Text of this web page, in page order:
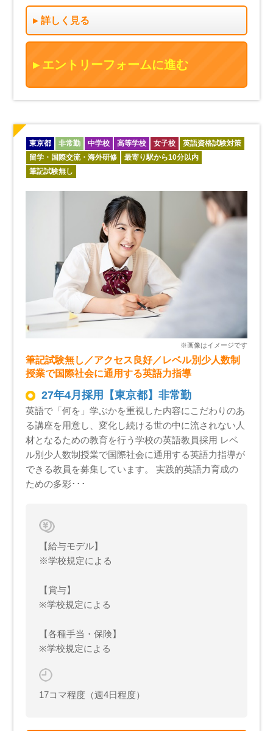
詳しく見る
エントリーフォームに進む
東京都 非常勤 中学校 高等学校 女子校
英語資格試験対策
留学・国際交流・海外研修
最寄り駅から10分以内
筆記試験無し
筆記試験無し／アクセス良好／レベル別少人数制
授業で国際社会に通用する英語力指導
27年4月採用【東京都】非常勤
英語で「何を」学ぶかを重視した内容にこだわりのあ
る講座を用意し、変化し続ける世の中に流されない人
材となるための教育を行う学校の英語教員採用 レベ
ル別少人数制授業で国際社会に通用する英語力指導が
できる教員を募集しています。 実践的英語力育成の
ための多彩･･･
【給与モデル】
※学校規定による
【賞与】
※学校規定による
【各種手当・保険】
※学校規定による
17コマ程度（週4日程度）